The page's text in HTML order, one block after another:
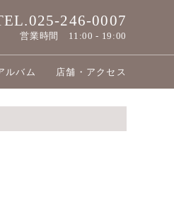
246-0007
営業時間 11:00 - 19:00
ルバム 店舗・アクセス